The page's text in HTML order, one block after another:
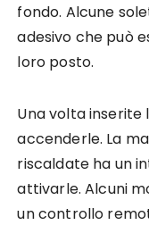
fondo. Alcune
adesivo che può
loro posto.
Una volta inserite
accenderle. La
riscaldate ha un
attivarle. Alcuni
un controllo